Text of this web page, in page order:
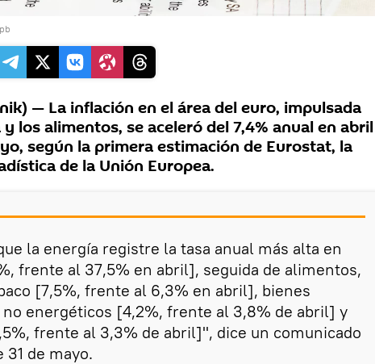
— La inflación en el área del euro, impulsada
los alimentos, se aceleró del 7,4% anual en abril
según la primera estimación de Eurostat, la
de la Unión Europea.
la energía registre la tasa anual más alta en
frente al 37,5% en abril], seguida de alimentos,
[7,5%, frente al 6,3% en abril], bienes
energéticos [4,2%, frente al 3,8% de abril] y
frente al 3,3% de abril]", dice un comunicado
de mayo.